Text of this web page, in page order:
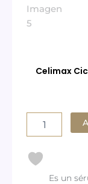
Celimax
Cica
Niacinamide
Ac
Calming
Serum
cantidadEs un